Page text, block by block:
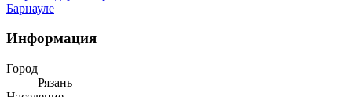
Барнауле
Информация
Город
Рязань